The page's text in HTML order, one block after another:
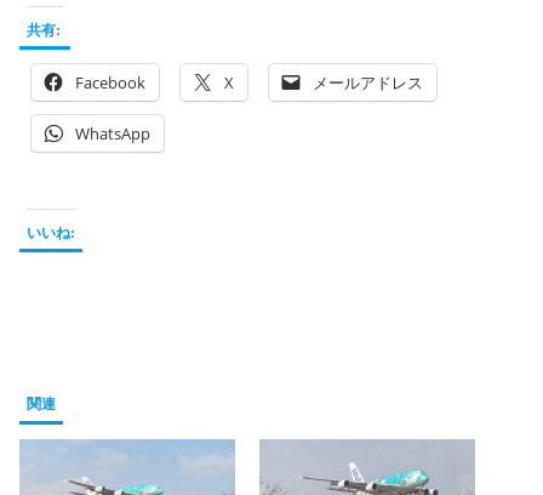
共有:
Facebook X メールアドレス
WhatsApp
いいね:
関連